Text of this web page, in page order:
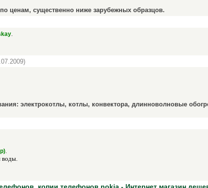
ценам, существенно ниже зарубежных образцов.
.
электрокотлы, котлы, конвектора, длинноволновые
.
воды.